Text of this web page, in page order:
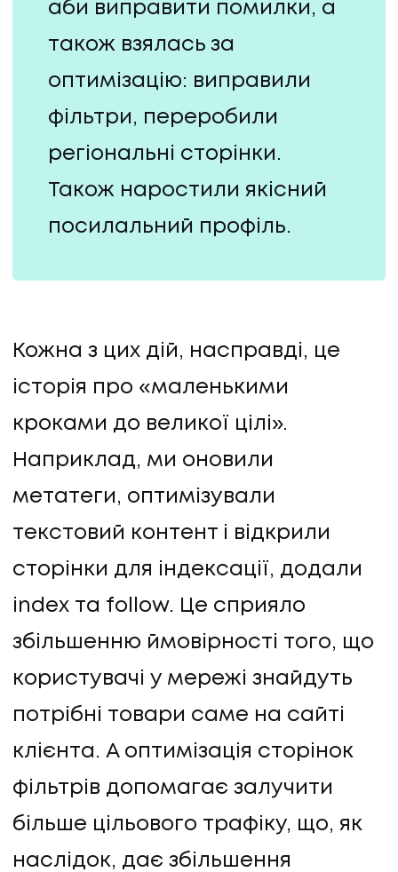
аби виправити помилки, а
також взялась за
оптимізацію: виправили
фільтри, переробили
регіональні сторінки.
Також наростили якісний
посилальний профіль.
Кожна з цих дій, насправді, це
історія про «маленькими
кроками до великої цілі».
Наприклад, ми оновили
метатеги, оптимізували
текстовий контент і відкрили
сторінки для індексації, додали
index та follow. Це сприяло
збільшенню ймовірності того, що
користувачі у мережі знайдуть
потрібні товари саме на сайті
клієнта. А оптимізація сторінок
фільтрів допомагає залучити
більше цільового трафіку, що, як
наслідок, дає збільшення